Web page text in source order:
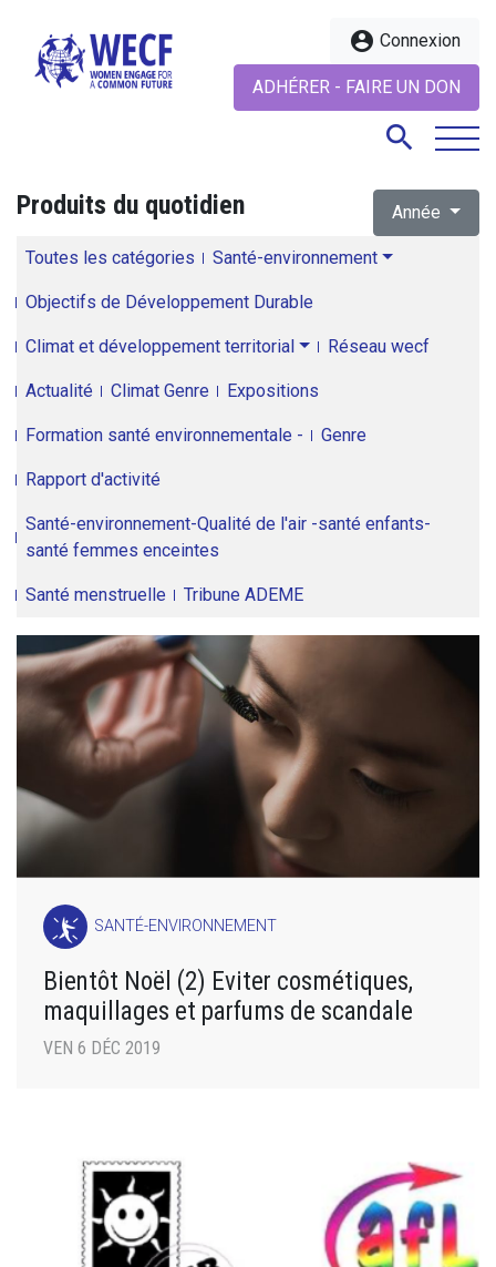
account_circle Connexion
ADHÉRER - FAIRE UN DON
search
Produits du quotidien Année
Toutes les catégories Santé-environnement
Objectifs de Développement Durable
Climat et développement territorial Réseau wecf
Actualité Climat Genre Expositions
Formation santé environnementale - Genre
Rapport d'activité
Santé-environnement-Qualité de l'air -santé enfants-
santé femmes enceintes
Santé menstruelle Tribune ADEME
SANTÉ-ENVIRONNEMENT
Bientôt Noël (2) Eviter cosmétiques,
maquillages et parfums de scandale
VEN 6 DÉC 2019